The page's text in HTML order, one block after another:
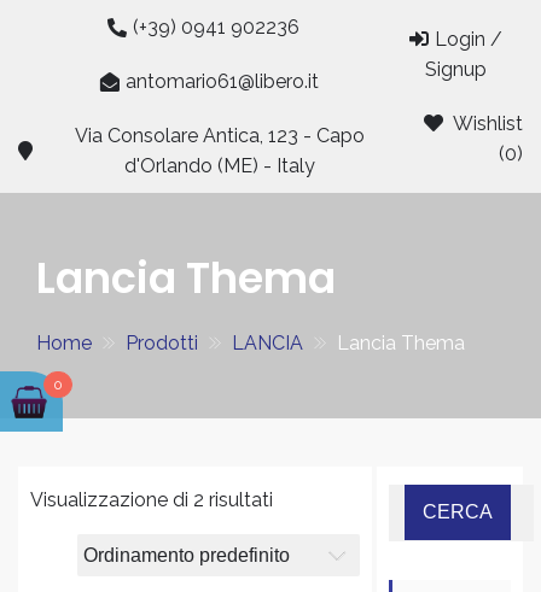
(+39) 0941 902236
antomario61@libero.it
Via Consolare Antica, 123 - Capo
d'Orlando (ME) - Italy
Login /
Signup
Wishlist
(0)
Lancia Thema
Home Prodotti LANCIA Lancia Thema
Visualizzazione di 2 risultati
0